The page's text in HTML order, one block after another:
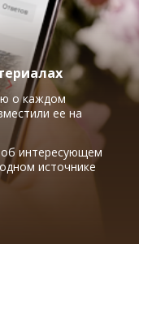
о каждом
ее на
интересующем
источнике